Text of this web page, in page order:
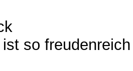
so freudenreich